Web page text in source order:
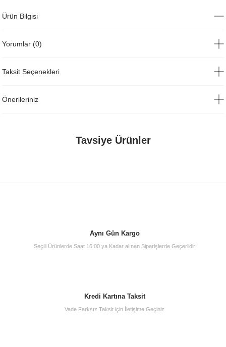
Ürün Bilgisi
Yorumlar (0)
Taksit Seçenekleri
Önerileriniz
Tavsiye Ürünler
Aynı Gün Kargo
Seçili Ürünlerde Saat 16:00 ya Kadar alınan Siparişlerde Geçerlidir
Kredi Kartına Taksit
Vade Farksız Taksit için İletişime Geçiniz